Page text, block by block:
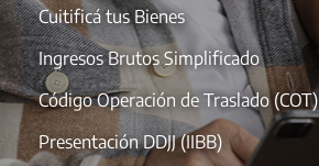
Cuitificá tus Bienes
Ingresos Brutos Simplificado
Código Operación de Traslado (COT)
Presentación DDJJ (IIBB)